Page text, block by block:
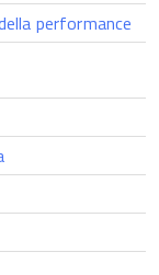
performance